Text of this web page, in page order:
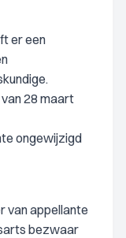
er een
28 maart
ongewijzigd
van appellante
bezwaar